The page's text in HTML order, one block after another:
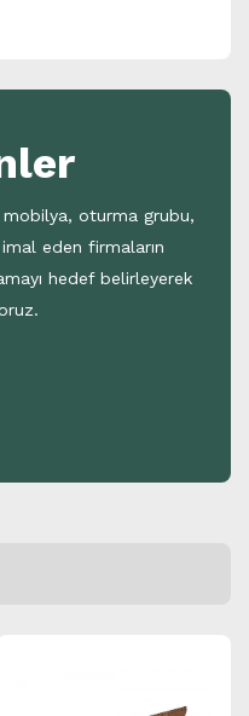
oturma grubu,
eden firmaların
hedef belirleyerek